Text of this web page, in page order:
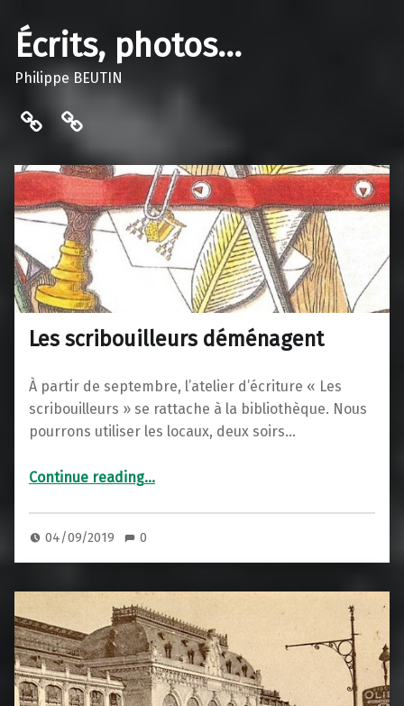
Écrits, photos…
Philippe BEUTIN
Bibliothèque de Vaulnaveys-le-
Les scribouilleurs déménagent
À partir de septembre, l’atelier d’écriture « Les
scribouilleurs » se rattache à la bibliothèque. Nous
pourrons utiliser les locaux, deux soirs…
Continue reading…
04/09/2019 0